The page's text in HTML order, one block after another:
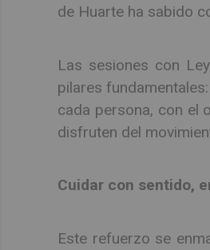
de Huarte ha sabido
Las sesiones con
pilares
cada persona, con el
disfruten del
Cuidar con sentido,
Este refuerzo se